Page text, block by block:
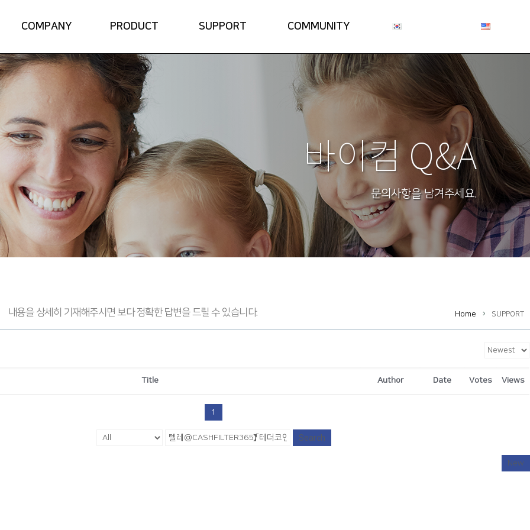
COMPANY PRODUCT SUPPORT COMMUNITY
바이컴 Q&A
문의사항을 남겨주세요.
내용을 상세히 기재해주시면 보다 정확한 답변을 드릴 수 있습니다. Home SUPPORT
Title Author Date Votes Views
1
Search
New